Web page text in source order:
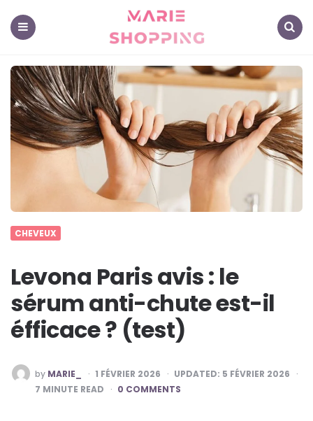
astuces
pour
vous
CHEVEUX
Levona Paris avis : le
sérum anti-chute est-il
éfficace ? (test)
POSTED
BY
by MARIE_ 1 FÉVRIER 2026 UPDATED: 5 FÉVRIER 2026
7 MINUTE READ 0 COMMENTS